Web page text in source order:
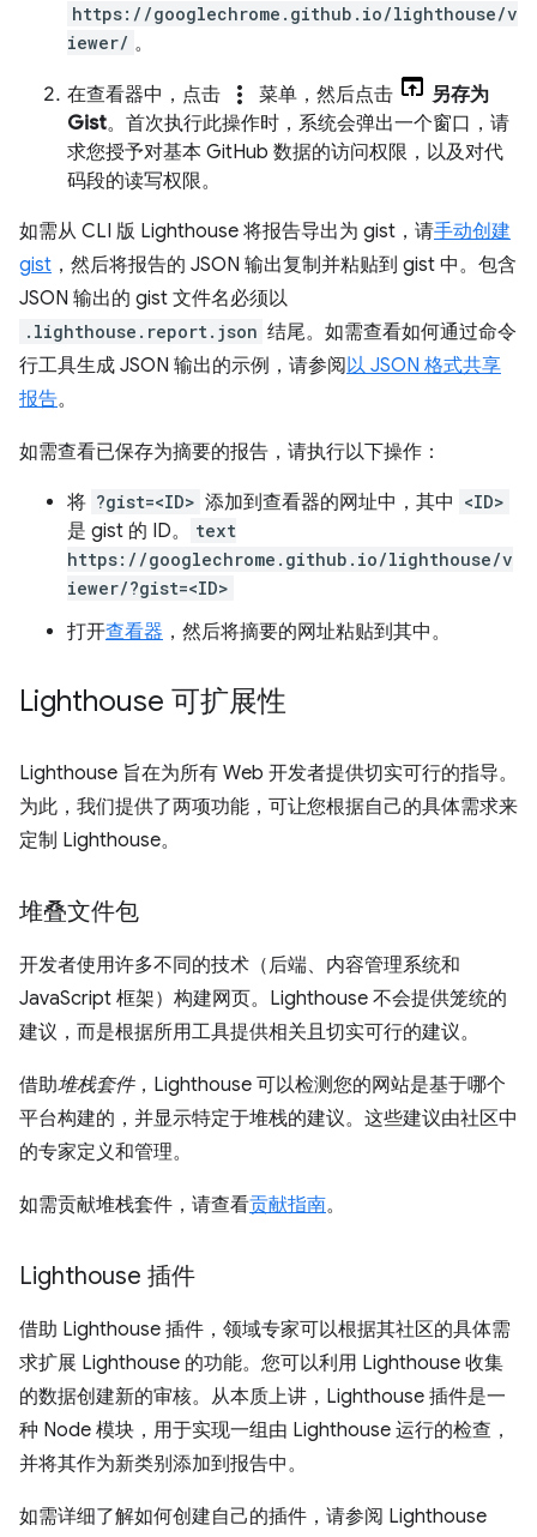
https://googlechrome.github.io/lighthouse/v
iewer/ 。
在查看器中，点击 more_vert 菜单，然后点击
另存为
Gist。首次执行此操作时，系统会弹出一个窗口，请
求您授予对基本 GitHub 数据的访问权限，以及对代
码段的读写权限。
如需从 CLI 版 Lighthouse 将报告导出为 gist，请手动创建
gist ，然后将报告的 JSON 输出复制并粘贴到 gist 中。包含
JSON 输出的 gist 文件名必须以
.lighthouse.report.json 结尾。如需查看如何通过命令
行工具生成 JSON 输出的示例，请参阅以 JSON 格式共享
报告。
如需查看已保存为摘要的报告，请执行以下操作：
将 ?gist=<ID> 添加到查看器的网址中，其中 <ID>
是 gist 的 ID。
text
https://googlechrome.github.io/lighthouse/v
iewer/?gist=<ID>
打开查看器 ，然后将摘要的网址粘贴到其中。
Lighthouse 可扩展性
Lighthouse 旨在为所有 Web 开发者提供切实可行的指导。
为此，我们提供了两项功能，可让您根据自己的具体需求来
定制 Lighthouse。
堆叠文件包
开发者使用许多不同的技术（后端、内容管理系统和
JavaScript 框架）构建网页。Lighthouse 不会提供笼统的
建议，而是根据所用工具提供相关且切实可行的建议。
借助堆栈套件，Lighthouse 可以检测您的网站是基于哪个
平台构建的，并显示特定于堆栈的建议。这些建议由社区中
的专家定义和管理。
如需贡献堆栈套件，请查看贡献指南。
Lighthouse 插件
借助 Lighthouse 插件，领域专家可以根据其社区的具体需
求扩展 Lighthouse 的功能。您可以利用 Lighthouse 收集
的数据创建新的审核。从本质上讲，Lighthouse 插件是一
种 Node 模块，用于实现一组由 Lighthouse 运行的检查，
并将其作为新类别添加到报告中。
如需详细了解如何创建自己的插件，请参阅 Lighthouse